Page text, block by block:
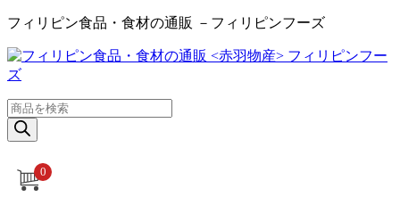
フィリピン食品・食材の通販 －フィリピンフーズ
商
品
検
0